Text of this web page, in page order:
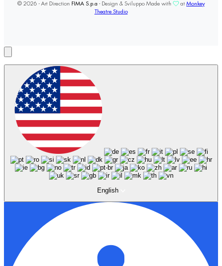
© 2026 - Art Direction FIMA S.p.a - Design & Sviluppo Made with at Monkey
Theatre Studio
English